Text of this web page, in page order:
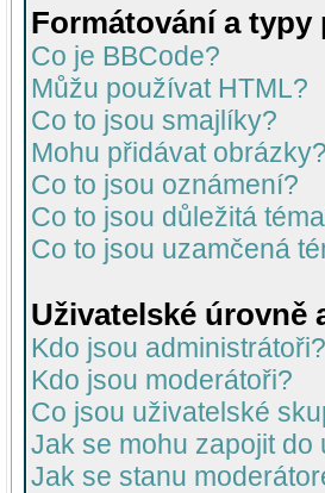
Formátování a typy
Co je BBCode?
Můžu používat HTML?
Co to jsou smajlíky?
Mohu přidávat obrázky?
Co to jsou oznámení?
Co to jsou důležitá
Co to jsou uzamčená
Uživatelské úrovně
Kdo jsou administrátoři?
Kdo jsou moderátoři?
Co jsou uživatelské
Jak se mohu zapojit
Jak se stanu